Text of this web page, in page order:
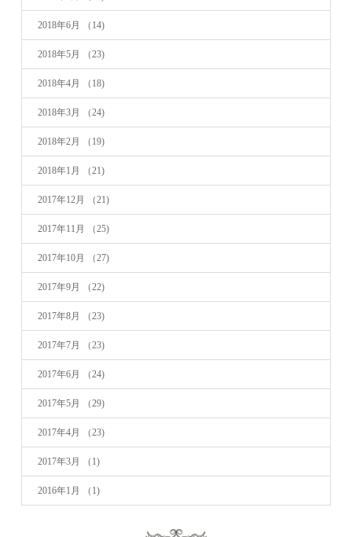
2018年6月 （14)
2018年5月 （23)
2018年4月 （18)
2018年3月 （24)
2018年2月 （19)
2018年1月 （21)
2017年12月 （21)
2017年11月 （25)
2017年10月 （27)
2017年9月 （22)
2017年8月 （23)
2017年7月 （23)
2017年6月 （24)
2017年5月 （29)
2017年4月 （23)
2017年3月 （1)
2016年1月 （1)